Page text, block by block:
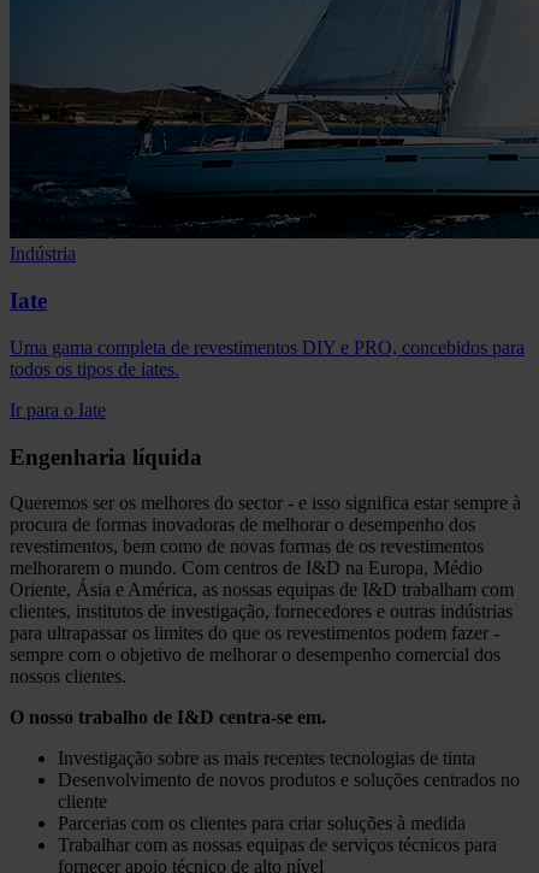
Indústria
Iate
Uma gama completa de revestimentos DIY e PRO, concebidos para
todos os tipos de iates.
Ir para o Iate
Engenharia líquida
Queremos ser os melhores do sector - e isso significa estar sempre à
procura de formas inovadoras de melhorar o desempenho dos
revestimentos, bem como de novas formas de os revestimentos
melhorarem o mundo. Com centros de I&D na Europa, Médio
Oriente, Ásia e América, as nossas equipas de I&D trabalham com
clientes, institutos de investigação, fornecedores e outras indústrias
para ultrapassar os limites do que os revestimentos podem fazer -
sempre com o objetivo de melhorar o desempenho comercial dos
nossos clientes.
O nosso trabalho de I&D centra-se em.
Investigação sobre as mais recentes tecnologias de tinta
Desenvolvimento de novos produtos e soluções centrados no
cliente
Parcerias com os clientes para criar soluções à medida
Trabalhar com as nossas equipas de serviços técnicos para
fornecer apoio técnico de alto nível